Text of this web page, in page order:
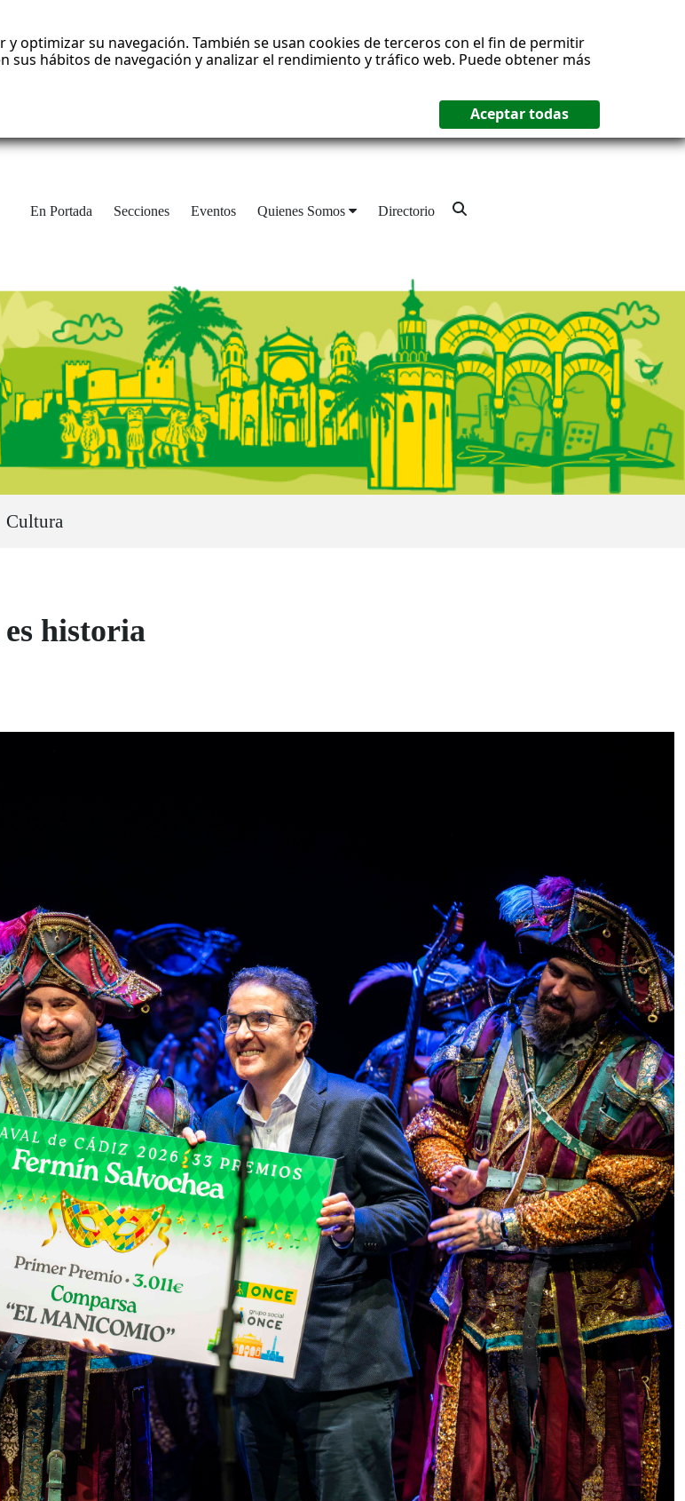
optimizar su navegación. También se usan cookies de terceros con el fin de permitir
hábitos de navegación y analizar el rendimiento y tráfico web. Puede obtener más
En Portada Secciones Eventos Quienes Somos Directorio
Cultura
historia